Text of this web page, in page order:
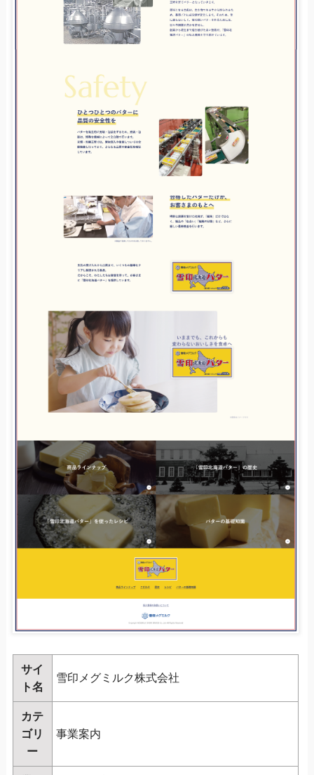
サイ
ト名
雪印メグミルク株式会社
カテ
ゴリ
ー
事業案内